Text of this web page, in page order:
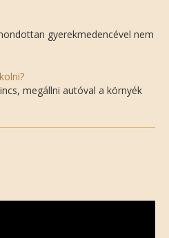
gyerekmedencével nem
megállni autóval a környék